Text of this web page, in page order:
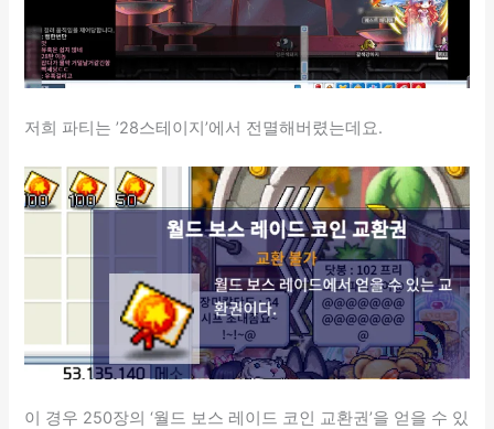
저희 파티는 ’28스테이지’에서 전멸해버렸는데요.
이 경우 250장의 ‘월드 보스 레이드 코인 교환권’을 얻을 수 있